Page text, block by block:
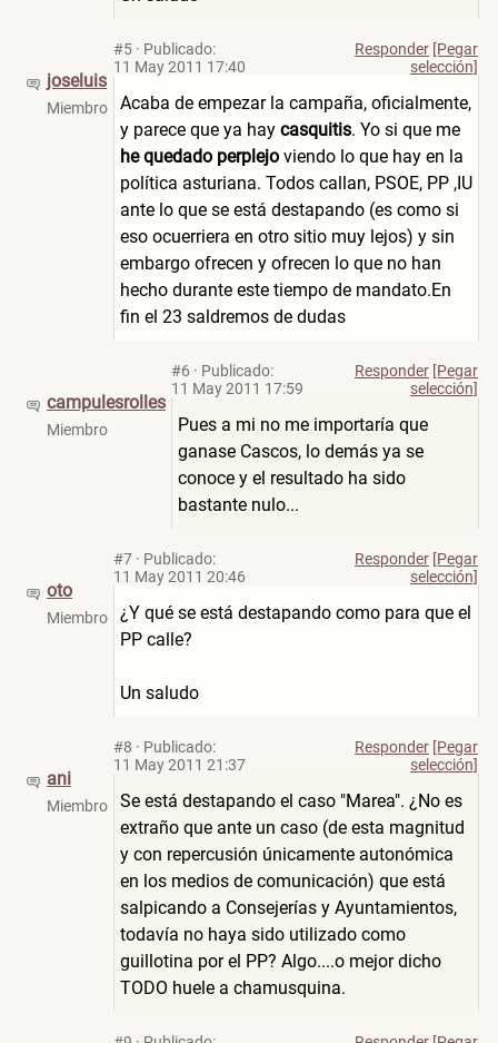
joseluis
Miembro
#5 · Publicado:
11 May 2011 17:40
Responder [Pegar
selección]
Acaba de empezar la campaña, oficialmente,
y parece que ya hay casquitis. Yo si que me
he quedado perplejo viendo lo que hay en la
política asturiana. Todos callan, PSOE, PP ,IU
ante lo que se está destapando (es como si
eso ocuerriera en otro sitio muy lejos) y sin
embargo ofrecen y ofrecen lo que no han
hecho durante este tiempo de mandato.En
fin el 23 saldremos de dudas
campulesrolles
Miembro
#6 · Publicado:
11 May 2011 17:59
Responder [Pegar
selección]
Pues a mi no me importaría que
ganase Cascos, lo demás ya se
conoce y el resultado ha sido
bastante nulo...
oto
Miembro
#7 · Publicado:
11 May 2011 20:46
Responder [Pegar
selección]
¿Y qué se está destapando como para que el
PP calle?
Un saludo
ani
Miembro
#8 · Publicado:
11 May 2011 21:37
Responder [Pegar
selección]
Se está destapando el caso "Marea". ¿No es
extraño que ante un caso (de esta magnitud
y con repercusión únicamente autonómica
en los medios de comunicación) que está
salpicando a Consejerías y Ayuntamientos,
todavía no haya sido utilizado como
guillotina por el PP? Algo....o mejor dicho
TODO huele a chamusquina.